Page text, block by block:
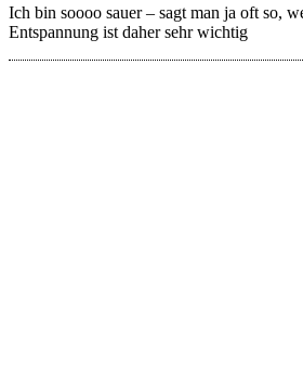
Ich bin soooo sauer – sagt man ja oft so,
Entspannung ist daher sehr wichtig